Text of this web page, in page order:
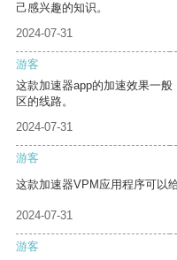
己感兴趣的知识。
2024-07-31
游客
这款加速器app的加速效果一
区的线路。
2024-07-31
游客
这款加速器VPM应用程序可以
2024-07-31
游客